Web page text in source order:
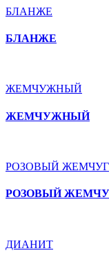
БЛАНЖЕ
БЛАНЖЕ
ЖЕМЧУЖНЫЙ
ЖЕМЧУЖНЫЙ
РОЗОВЫЙ ЖЕМЧУГ
РОЗОВЫЙ
ДИАНИТ